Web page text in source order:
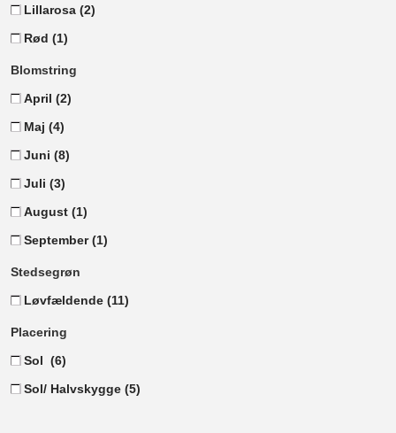
Lillarosa (2)
Rød (1)
Blomstring
April (2)
Maj (4)
Juni (8)
Juli (3)
August (1)
September(1)
Stedsegrøn
Løvfældende (11)
Placering
Sol (6)
Sol/ Halvskygge (5)